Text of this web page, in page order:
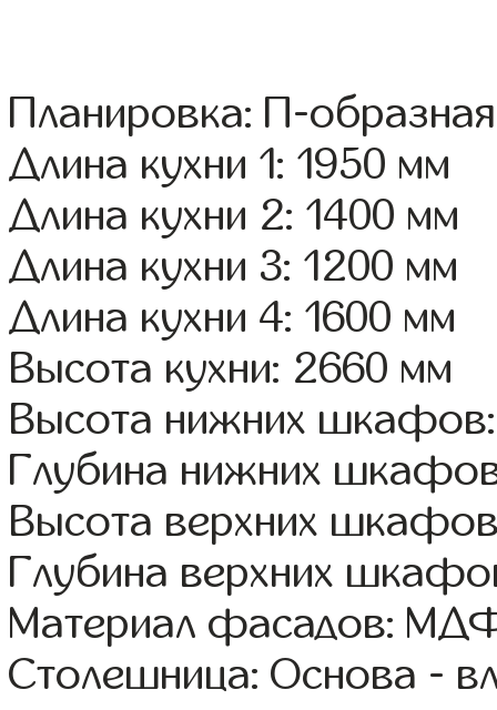
Планировка: П-образная
Длина кухни 1: 1950 мм
Длина кухни 2: 1400 мм
Длина кухни 3: 1200 мм
Длина кухни 4: 1600 мм
Высота кухни: 2660 мм
Высота нижних
Глубина нижних
Высота верхних
Глубина верхних
Материал фасадов:
Столешница: Основа -